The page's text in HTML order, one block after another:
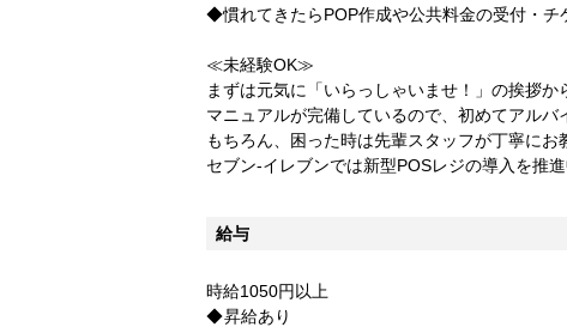
◆慣れてきたらPOP作成や公共料金の受付・チ
≪未経験OK≫
まずは元気に「いらっしゃいませ！」の挨拶か
マニュアルが完備しているので、初めてアル
もちろん、困った時は先輩スタッフが丁寧に
セブン-イレブンでは新型POSレジの導入を推
給与
時給1050円以上
昇給あり